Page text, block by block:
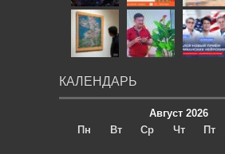
КАЛЕНДАРЬ
Август 2026
Пн
Вт Ср Чт Пт